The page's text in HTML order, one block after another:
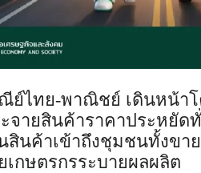
ย์ไทย-พาณิชย์ เดินหน้าโ
จายสินค้าราคาประหยัด
นค้าเข้าถึงชุมชนทั้งขา
กษตรกรระบายผลผลิต